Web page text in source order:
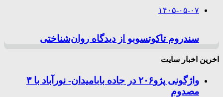
۱۴۰۵-۰۵-۰۷
سندروم تاکوتسوبو از دیدگاه روان‌شناختی
اخرین اخبار سایت
واژگونی پژو۲۰۶ در جاده بابامیدان- نورآباد با ۳
مصدوم